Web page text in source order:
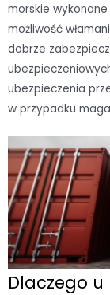
morskie
możliwość
dobrze
ubezpieczenia
w przypadku
Dlaczego u